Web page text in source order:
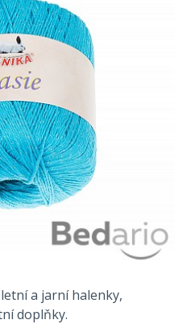
a jarní halenky,
doplňky.